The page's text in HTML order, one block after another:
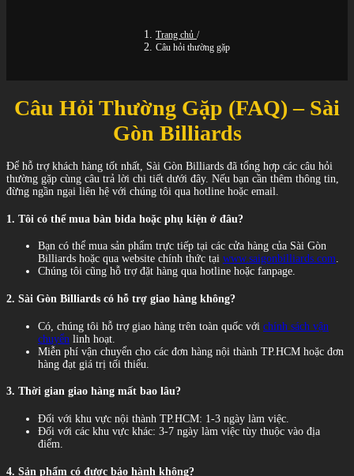
Trang chủ /
Câu hỏi thường gặp
Câu Hỏi Thường Gặp (FAQ) – Sài
Gòn Billiards
Để hỗ trợ khách hàng tốt nhất, Sài Gòn Billiards đã tổng hợp các câu hỏi
thường gặp cùng câu trả lời chi tiết dưới đây. Nếu bạn cần thêm thông tin,
đừng ngần ngại liên hệ với chúng tôi qua hotline hoặc email.
1. Tôi có thể mua bàn bida hoặc phụ kiện ở đâu?
Bạn có thể mua sản phẩm trực tiếp tại các cửa hàng của Sài Gòn
Billiards hoặc qua website chính thức tại www.saigonbilliards.com.
Chúng tôi cũng hỗ trợ đặt hàng qua hotline hoặc fanpage.
2. Sài Gòn Billiards có hỗ trợ giao hàng không?
Có, chúng tôi hỗ trợ giao hàng trên toàn quốc với chính sách vận
chuyển linh hoạt.
Miễn phí vận chuyển cho các đơn hàng nội thành TP.HCM hoặc đơn
hàng đạt giá trị tối thiểu.
3. Thời gian giao hàng mất bao lâu?
Đối với khu vực nội thành TP.HCM: 1-3 ngày làm việc.
Đối với các khu vực khác: 3-7 ngày làm việc tùy thuộc vào địa
điểm.
4. Sản phẩm có được bảo hành không?